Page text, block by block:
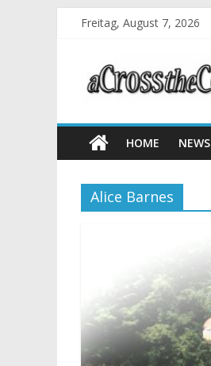
Freitag, August 7, 2026
HOME NEWS
Alice Barnes